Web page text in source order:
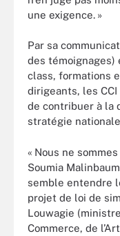
une exigence. »
Par sa
des témoignages)
class, formations
dirigeants, les
de contribuer à la
stratégie nationale
« Nous ne
Soumia
semble entendre
projet de loi de
Louwagie
Commerce, de